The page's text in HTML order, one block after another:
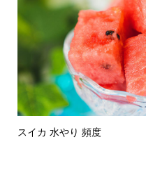
スイカ 水やり 頻度